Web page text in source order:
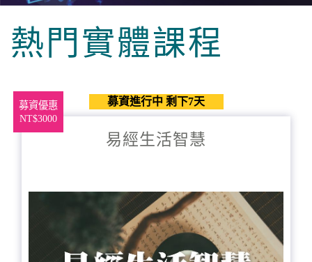
熱門實體課程
募資優惠
NT$3000
募資進行中 剩下7天
易經生活智慧